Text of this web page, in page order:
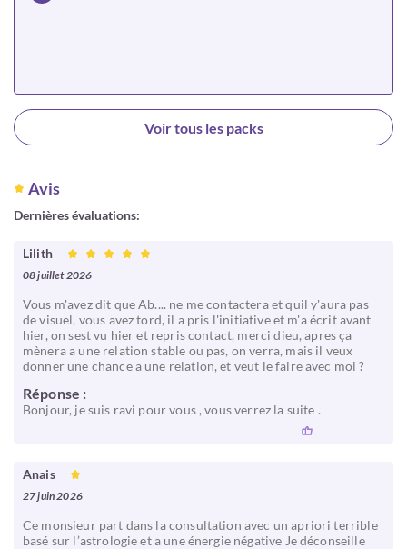
Choisir
Voir tous les packs
Avis
Dernières évaluations:
Lilith
08 juillet 2026
Vous m'avez dit que Ab.... ne me contactera et quil y'aura pas
de visuel, vous avez tord, il a pris l'initiative et m'a écrit avant
hier, on sest vu hier et repris contact, merci dieu, apres ça
mènera a une relation stable ou pas, on verra, mais il veux
donner une chance a une relation, et veut le faire avec moi ?
Réponse :
Bonjour, je suis ravi pour vous , vous verrez la suite .
Anais
27 juin 2026
Ce monsieur part dans la consultation avec un apriori terrible
basé sur l’astrologie et a une énergie négative Je déconseille